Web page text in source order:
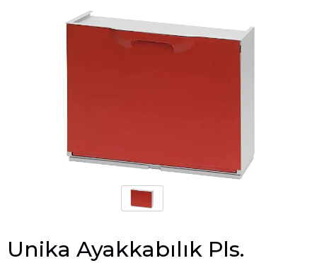
Unika Ayakkabılık Pls.